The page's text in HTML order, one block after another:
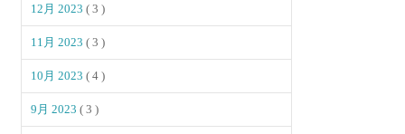
12月 2023( 3 )
11月 2023( 3 )
10月 2023( 4 )
9月 2023( 3 )